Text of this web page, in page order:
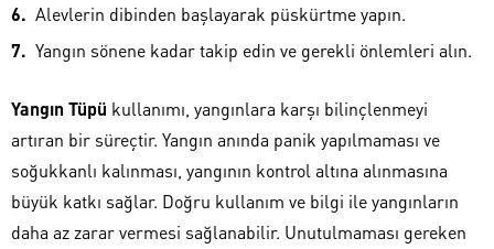
Alevlerin dibinden başlayarak püskürtme yapın.
Yangın sönene kadar takip edin ve gerekli önlemleri alın.
Yangın Tüpü kullanımı, yangınlara karşı bilinçlenmeyi
artıran bir süreçtir. Yangın anında panik yapılmaması ve
soğukkanlı kalınması, yangının kontrol altına alınmasına
büyük katkı sağlar. Doğru kullanım ve bilgi ile yangınların
daha az zarar vermesi sağlanabilir. Unutulmaması gereken